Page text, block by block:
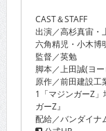
CAST＆STAFF
出演／高杉真宙・
六角精児・小木博
監督／英勉
脚本／上田誠(ヨ
原作／前田建設工
1「マジンガーZ
ガーZ』
配給／バンダイナ